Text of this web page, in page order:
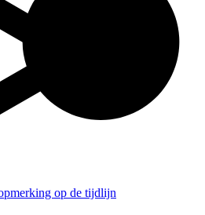
op de tijdlijn